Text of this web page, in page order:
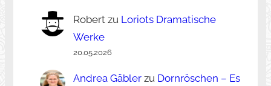
Robertzu Loriots Dramatische
Werke
20.05.2026
Andrea Gäblerzu Dornröschen – Es